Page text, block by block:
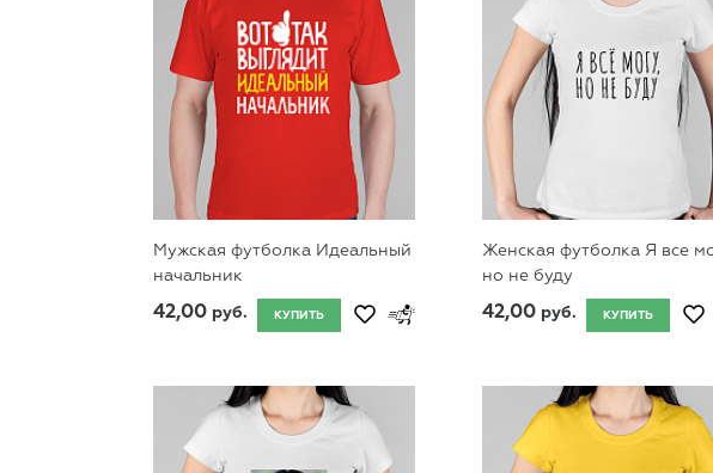
Мужская футболка Идеальный
начальник
КУПИТЬ
42,00 руб.
Женская футболка Я все
но не буду
КУПИТЬ
42,00 руб.